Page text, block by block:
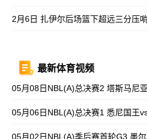
2月6日 扎伊尔后场篮下超远三分压
最新体育视频
05月08日NBL(A)总决赛2 塔斯马尼
05月06日NBL(A)总决赛1 悉尼国王